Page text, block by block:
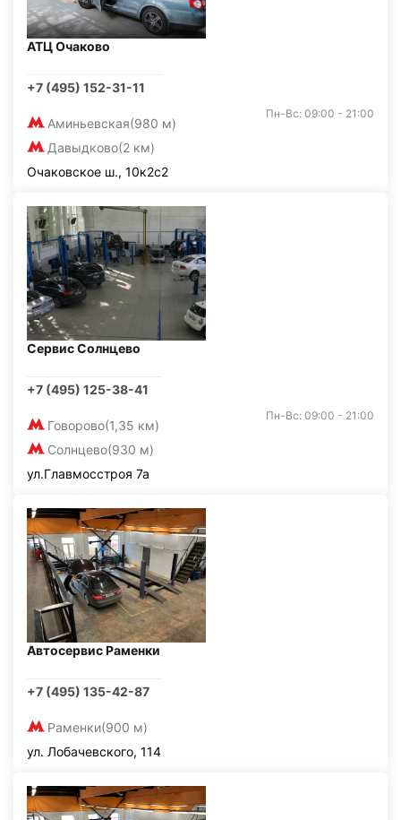
АТЦ Очаково
+7 (495) 152-31-11
Аминьевская(980 м)
Давыдково(2 км)
Пн-Вс: 09:00 - 21:00
Очаковское ш., 10к2с2
Сервис Солнцево
+7 (495) 125-38-41
Говорово(1,35 км)
Солнцево(930 м)
Пн-Вс: 09:00 - 21:00
ул.Главмосстроя 7а
Автосервис Раменки
+7 (495) 135-42-87
Раменки(900 м)
ул. Лобачевского, 114